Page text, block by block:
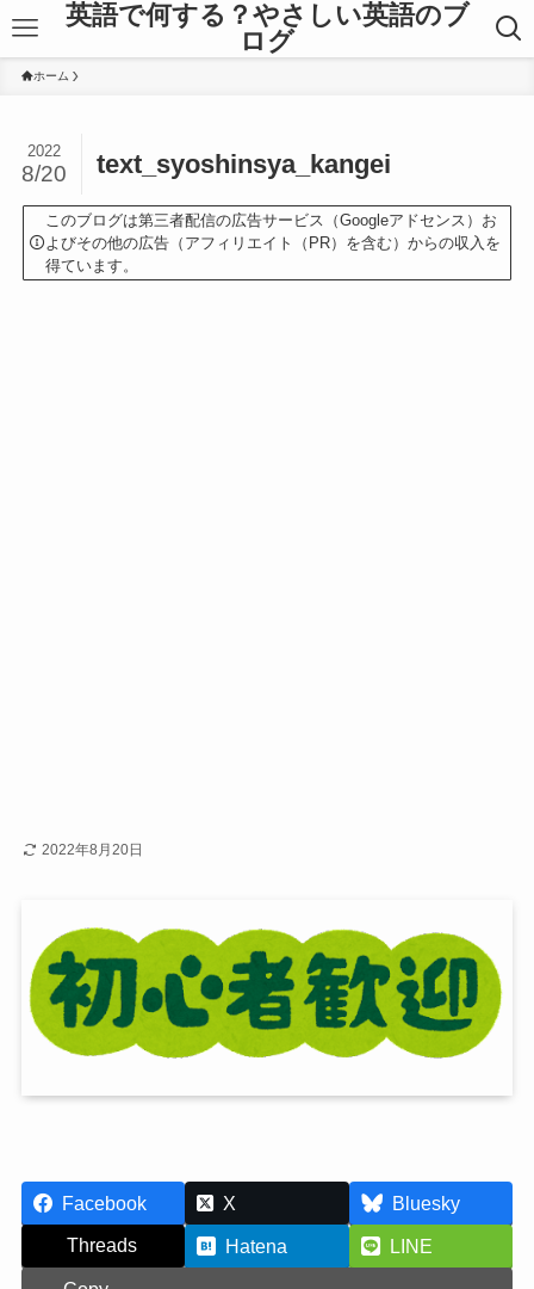
英語で何する？やさしい英語のブ
ログ
ホーム
text_syoshinsya_kangei
2022
8/20
このブログは第三者配信の広告サービス（Googleアドセンス）お
よびその他の広告（アフィリエイト（PR）を含む）からの収入を
得ています。
2022年8月20日
Facebook X
Bluesky
Threads
Hatena
LINE